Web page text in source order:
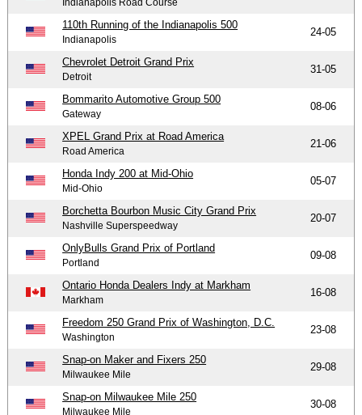
Indianapolis Road Course
110th Running of the Indianapolis 500
Indianapolis
24-05
Chevrolet Detroit Grand Prix
Detroit
31-05
Bommarito Automotive Group 500
Gateway
08-06
XPEL Grand Prix at Road America
Road America
21-06
Honda Indy 200 at Mid-Ohio
Mid-Ohio
05-07
Borchetta Bourbon Music City Grand Prix
Nashville Superspeedway
20-07
OnlyBulls Grand Prix of Portland
Portland
09-08
Ontario Honda Dealers Indy at Markham
Markham
16-08
Freedom 250 Grand Prix of Washington, D.C.
Washington
23-08
Snap-on Maker and Fixers 250
Milwaukee Mile
29-08
Snap-on Milwaukee Mile 250
Milwaukee Mile
30-08